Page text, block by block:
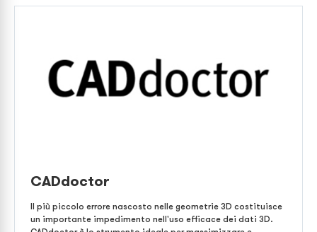
CADdoctor
Il più piccolo errore nascosto nelle geometrie 3D costituisce
un importante impedimento nell'uso efficace dei dati 3D.